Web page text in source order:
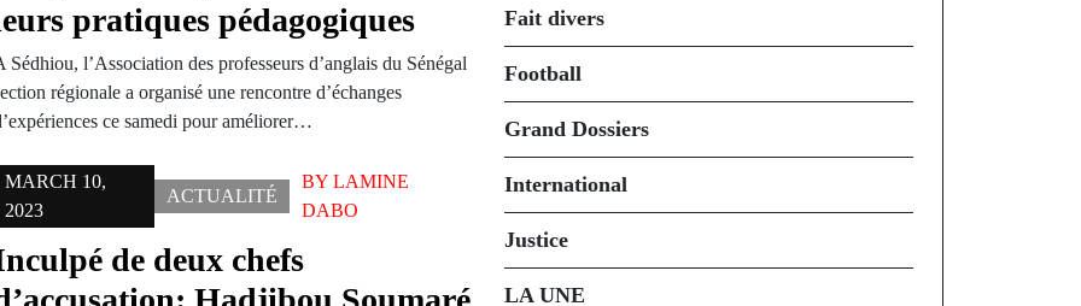
pratiques pédagogiques
Sédhiou, l’Association des professeurs d’anglais du Sénégal
régionale a organisé une rencontre d’échanges
ce samedi pour améliorer…
MARCH 10,
2023
ACTUALITÉ
BYLAMINE
DABO
de deux chefs
Fait divers
Football
Grand Dossiers
International
Justice
LA UNE